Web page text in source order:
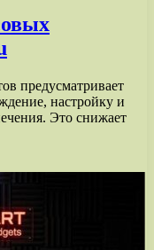
предусматривает
настройку и
Это снижает